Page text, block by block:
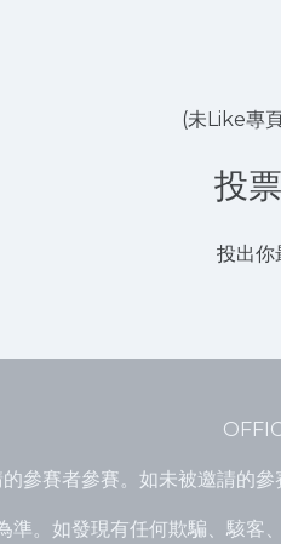
(未Like專
投
投出你
參賽者參賽。如未被邀請的
準。如發現有任何欺騙、駭